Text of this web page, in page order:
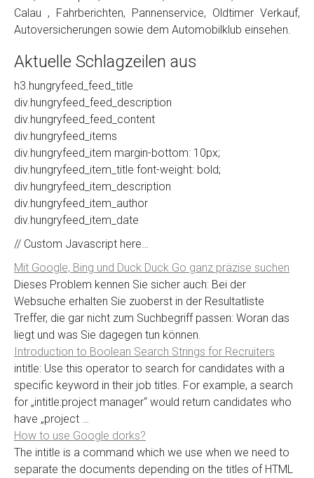
Calau , Fahrberichten, Pannenservice, Oldtimer Verkauf,
Autoversicherungen sowie dem Automobilklub einsehen.
Aktuelle Schlagzeilen aus
h3.hungryfeed_feed_title
div.hungryfeed_feed_description
div.hungryfeed_feed_content
div.hungryfeed_items
div.hungryfeed_item margin-bottom: 10px;
div.hungryfeed_item_title font-weight: bold;
div.hungryfeed_item_description
div.hungryfeed_item_author
div.hungryfeed_item_date
// Custom Javascript here…
Mit Google, Bing und Duck Duck Go ganz präzise suchen
Dieses Problem kennen Sie sicher auch: Bei der
Websuche erhalten Sie zuoberst in der Resultatliste
Treffer, die gar nicht zum Suchbegriff passen: Woran das
liegt und was Sie dagegen tun können.
Introduction to Boolean Search Strings for Recruiters
intitle: Use this operator to search for candidates with a
specific keyword in their job titles. For example, a search
for „intitle:project manager“ would return candidates who
have „project …
How to use Google dorks?
The intitle is a command which we use when we need to
separate the documents depending on the titles of HTML